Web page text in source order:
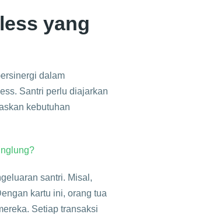
yang
dalam
Santri perlu diajarkan
kebutuhan
santri. Misal,
kartu ini, orang tua
Setiap transaksi